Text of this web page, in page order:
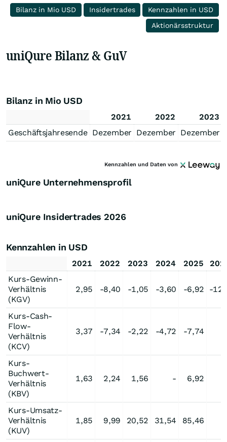
Bilanz in Mio USD Insidertrades
Kennzahlen in USD
Aktionärsstruktur
uniQure Bilanz & GuV
Bilanz in Mio USD
2021 2022
2023
Geschäftsjahresende Dezember Dezember Dezember
Kennzahlen und Daten von
uniQure Unternehmensprofil
uniQure Insidertrades 2026
Kennzahlen in USD
2021 2022 2023 2024 2025
Kurs-Gewinn-
Verhältnis
(KGV)
2,95 -8,40 -1,05 -3,60 -6,92 -
Kurs-Cash-
Flow-
Verhältnis
(KCV)
3,37 -7,34 -2,22 -4,72 -7,74
Kurs-
Buchwert-
Verhältnis
(KBV)
1,63 2,24 1,56 - 6,92
Kurs-Umsatz-
Verhältnis
(KUV)
1,85 9,99 20,52 31,54 85,46